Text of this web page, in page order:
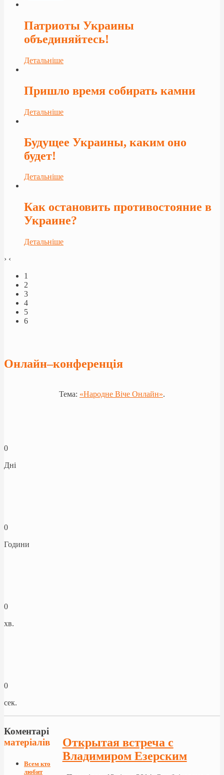
Патриоты Украины
объединяйтесь!
Детальніше
Пришло время собирать камни
Детальніше
Будущее Украины, каким оно
будет!
Детальніше
Как остановить противостояние в
Украине?
Детальніше
› ‹
1
2
3
4
5
6
Онлайн–конференція
Тема: «Народне Віче Онлайн».
0
Дні
0
Години
0
хв.
0
сек.
Открытая встреча с
Владимиром Езерским
Коментарі
матеріалів
Всем кто
любит